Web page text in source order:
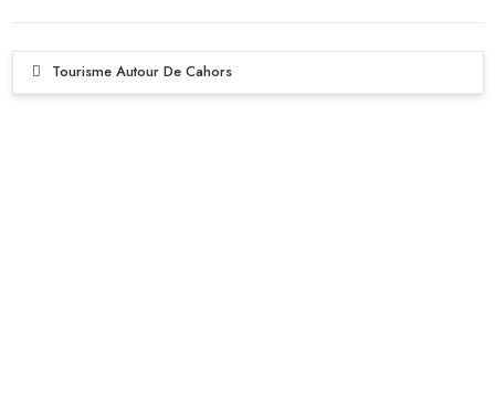
Tourisme Autour De Cahors